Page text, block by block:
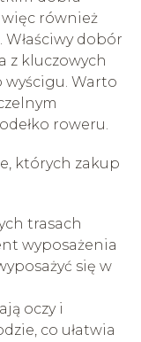
również
dobór
z kluczowych
Warto
roweru.
których zakup
trasach
wyposażenia
się w
oczy i
co ułatwia